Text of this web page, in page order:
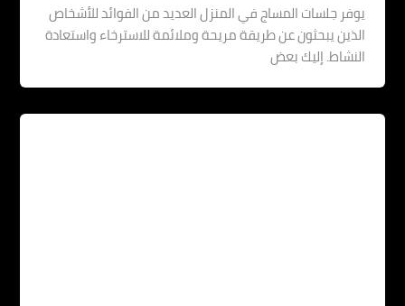
يوفر جلسات المساج في المنزل العديد من الفوائد للأشخاص
الذين يبحثون عن طريقة مريحة وملائمة للاسترخاء واستعادة
النشاط. إليك بعض